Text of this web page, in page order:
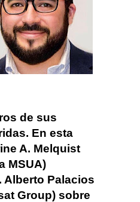
de sus
En esta
A. Melquist
MSUA)
Palacios
Group) sobre